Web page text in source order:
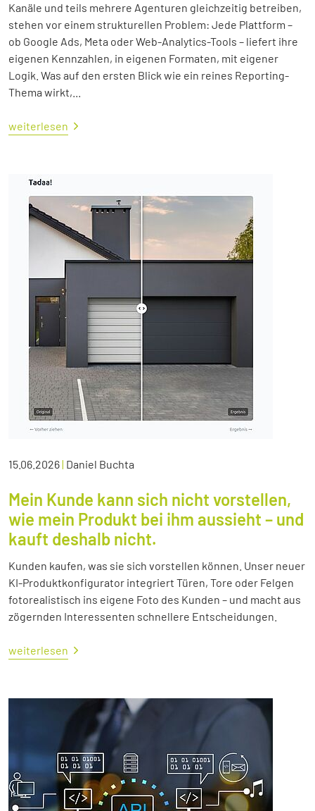
Kanäle und teils mehrere Agenturen gleichzeitig betreiben,
stehen vor einem strukturellen Problem: Jede Plattform –
ob Google Ads, Meta oder Web-Analytics-Tools – liefert ihre
eigenen Kennzahlen, in eigenen Formaten, mit eigener
Logik. Was auf den ersten Blick wie ein reines Reporting-
Thema wirkt,...
weiterlesen
15.06.2026| Daniel Buchta
Mein Kunde kann sich nicht vorstellen,
wie mein Produkt bei ihm aussieht – und
kauft deshalb nicht.
Kunden kaufen, was sie sich vorstellen können. Unser neuer
KI-Produktkonfigurator integriert Türen, Tore oder Felgen
fotorealistisch ins eigene Foto des Kunden – und macht aus
zögernden Interessenten schnellere Entscheidungen.
weiterlesen